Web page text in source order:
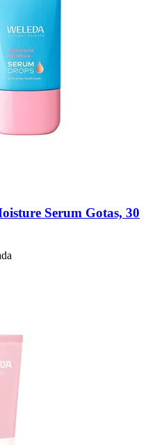
Serum Gotas, 30